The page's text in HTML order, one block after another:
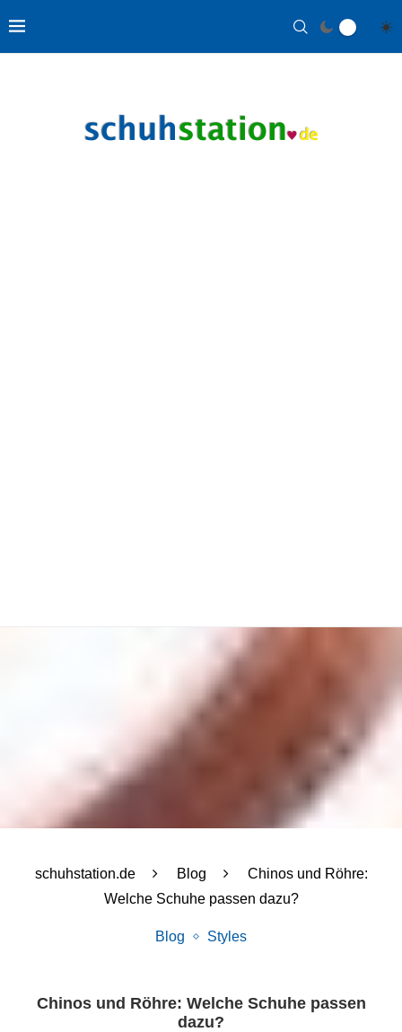
schuhstation.de Blog
Chinos und Röhre:
Welche Schuhe passen dazu?
Blog Styles
Chinos und Röhre: Welche Schuhe passen
dazu?